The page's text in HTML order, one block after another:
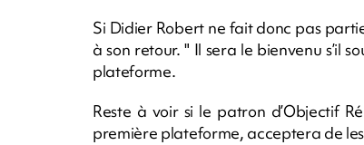
Si Didier Robert ne fait donc pas
à son retour. " Il sera le bienvenu s’il
plateforme.
Reste à voir si le patron d’Objectif
première plateforme, acceptera de